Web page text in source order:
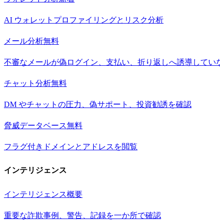
AI ウォレットプロファイリングとリスク分析
メール分析無料
不審なメールが偽ログイン、支払い、折り返しへ誘導してい
チャット分析無料
DM やチャットの圧力、偽サポート、投資勧誘を確認
脅威データベース無料
フラグ付きドメインとアドレスを閲覧
インテリジェンス
インテリジェンス概要
重要な詐欺事例、警告、記録を一か所で確認